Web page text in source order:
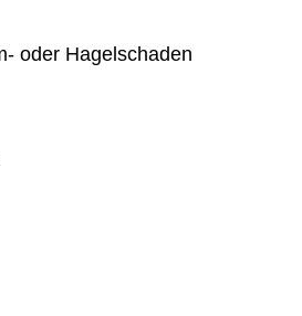
oder Hagelschaden